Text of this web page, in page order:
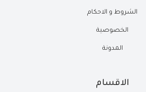
الشروط و الاحكام
الخصوصية
المدونة
الاقسام